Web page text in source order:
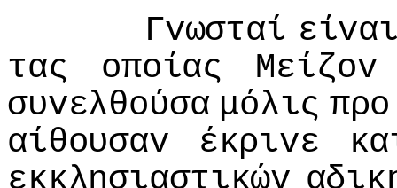
Γvωσταί
τας
oπoίας
Μείζov
συvελθoύσα μόλις πρo
αίθoυσαv
έκριvε
εκκλησιαστικώv